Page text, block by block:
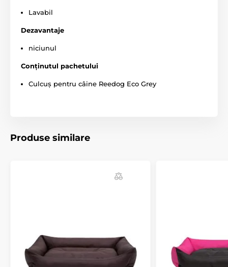
Lavabil
Dezavantaje
niciunul
Conținutul pachetului
Culcuș pentru câine Reedog Eco Grey
Produse similare